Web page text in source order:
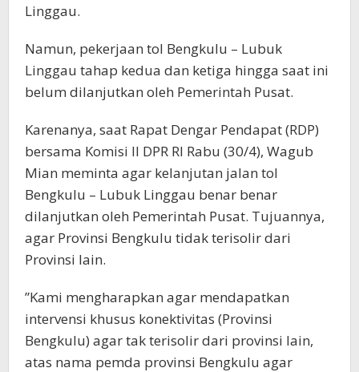
Linggau.
Namun, pekerjaan tol Bengkulu – Lubuk
Linggau tahap kedua dan ketiga hingga saat ini
belum dilanjutkan oleh Pemerintah Pusat.
Karenanya, saat Rapat Dengar Pendapat (RDP)
bersama Komisi II DPR RI Rabu (30/4), Wagub
Mian meminta agar kelanjutan jalan tol
Bengkulu – Lubuk Linggau benar benar
dilanjutkan oleh Pemerintah Pusat. Tujuannya,
agar Provinsi Bengkulu tidak terisolir dari
Provinsi lain.
”Kami mengharapkan agar mendapatkan
intervensi khusus konektivitas (Provinsi
Bengkulu) agar tak terisolir dari provinsi lain,
atas nama pemda provinsi Bengkulu agar